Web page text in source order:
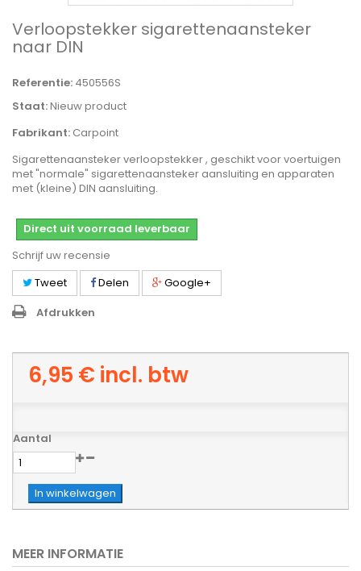
Verloopstekker sigarettenaansteker
naar DIN
Referentie: 450556S
Staat:Nieuw product
Fabrikant: Carpoint
Sigarettenaansteker verloopstekker , geschikt voor voertuigen
met "normale" sigarettenaansteker aansluiting en apparaten
met (kleine) DIN aansluiting.
Direct uit voorraad leverbaar
Schrijf uw recensie
Tweet
Delen
Google+
Afdrukken
6,95 € incl. btw
Aantal
In winkelwagen
MEER INFORMATIE